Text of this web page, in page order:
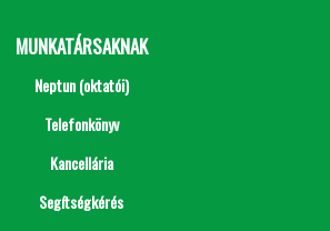
MUNKATÁRSAKNAK
Neptun (oktatói)
Telefonkönyv
Kancellária
Segítségkérés